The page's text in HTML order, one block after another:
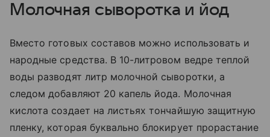
Молочная сыворотка и йод
Вместо готовых составов можно использовать и
народные средства. В 10-литровом ведре теплой
воды разводят литр молочной сыворотки, а
следом добавляют 20 капель йода. Молочная
кислота создает на листьях тончайшую защитную
пленку, которая буквально блокирует прорастание